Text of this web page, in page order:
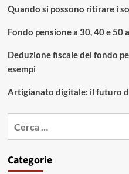
Quando si possono ritirare i
Fondo pensione a 30, 40 e
Deduzione fiscale del fondo
esempi
Artigianato digitale: il futuro
Categorie